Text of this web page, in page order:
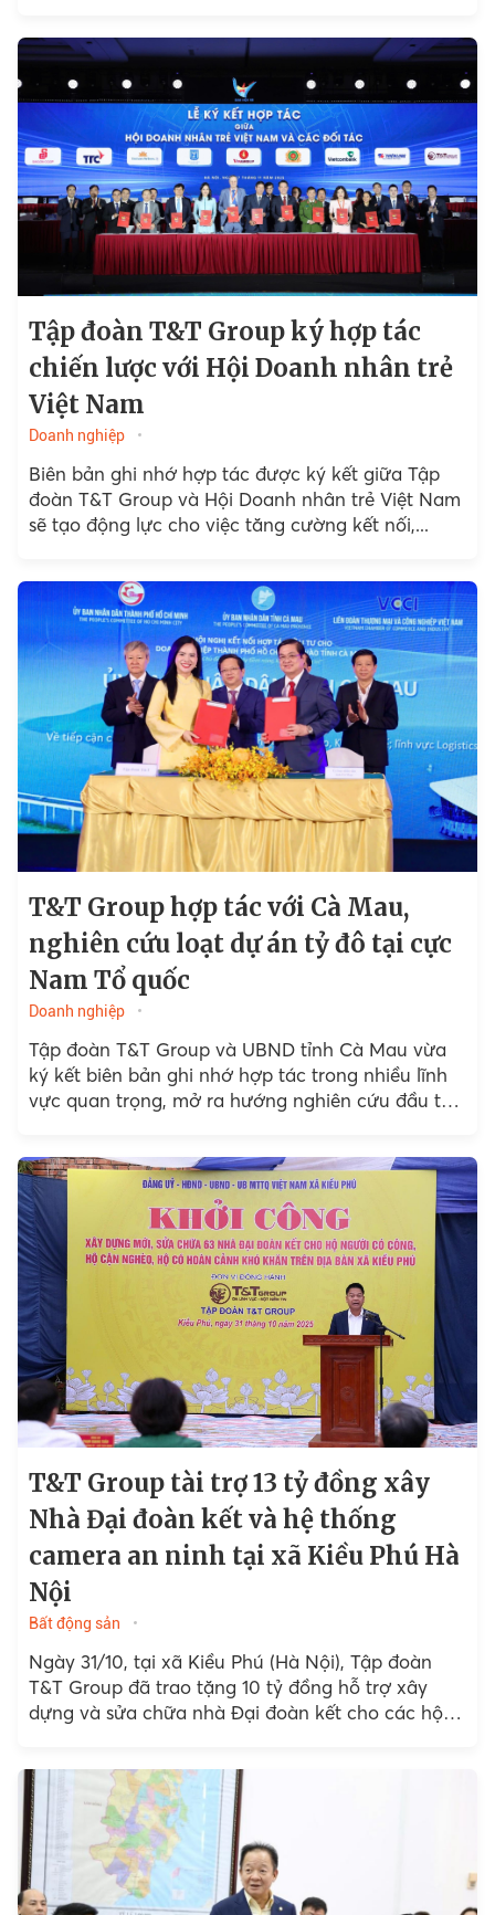
Tập đoàn T&T Group ký hợp tác
chiến lược với Hội Doanh nhân trẻ
Việt Nam
Doanh nghiệp
Biên bản ghi nhớ hợp tác được ký kết giữa Tập
đoàn T&T Group và Hội Doanh nhân trẻ Việt Nam
sẽ tạo động lực cho việc tăng cường kết nối,...
T&T Group hợp tác với Cà Mau,
nghiên cứu loạt dự án tỷ đô tại cực
Nam Tổ quốc
Doanh nghiệp
Tập đoàn T&T Group và UBND tỉnh Cà Mau vừa
ký kết biên bản ghi nhớ hợp tác trong nhiều lĩnh
vực quan trọng, mở ra hướng nghiên cứu đầu tư
T&T Group tài trợ 13 tỷ đồng xây
Nhà Đại đoàn kết và hệ thống
camera an ninh tại xã Kiều Phú Hà
Nội
Bất động sản
Ngày 31/10, tại xã Kiều Phú (Hà Nội), Tập đoàn
T&T Group đã trao tặng 10 tỷ đồng hỗ trợ xây
dựng và sửa chữa nhà Đại đoàn kết cho các hộ